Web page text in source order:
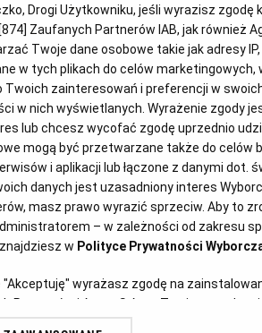
oderwane od
Drogi Użytkowniku, jeśli wyrazisz zgodę
874] Zaufanych Partnerów IAB, jak również
Twoje dane osobowe takie jak adresy
w tych plikach do celów
Twoich zainteresowań i preferencji w
w nich wyświetlanych. Wyrażenie zgody
lub chcesz wycofać zgodę uprzednio
mogą być przetwarzane także do celów
i aplikacji lub łączone z danymi dot.
danych jest uzasadniony interes
masz prawo wyrazić sprzeciw. Aby to
– w zależności od zakresu
w Polityce Prywatności
"Akceptuję" wyrażasz zgodę na
Partnerów i Agora S.A. na Twoim
plików cookie, ponownie wywołując